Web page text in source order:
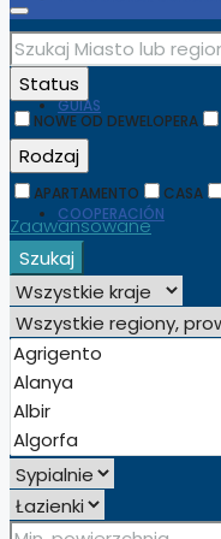
GUÍAS
COOPERACIÓN
ESPAÑOL
Status
NOWE OD DEWELOPERA
Rodzaj
APARTAMENTO CASA
Zaawansowane
Szukaj